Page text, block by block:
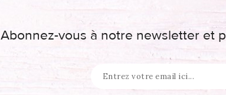
Abonnez-vous à notre newsletter et